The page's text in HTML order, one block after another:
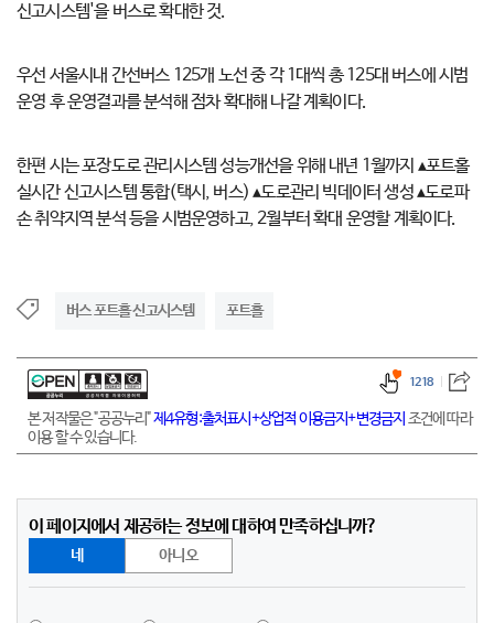
신고시스템'을 버스로 확대한 것.
우선 서울시내 간선버스 125개 노선 중 각 1대씩 총 125대 버스에 시범
운영 후 운영결과를 분석해 점차 확대해 나갈 계획이다.
한편 시는 포장도로 관리시스템 성능개선을 위해 내년 1월까지 ▴포트홀
실시간 신고시스템 통합(택시, 버스) ▴도로관리 빅데이터 생성 ▴도로파
손 취약지역 분석 등을 시범운영하고, 2월부터 확대 운영할 계획이다.
버스 포트홀 신고시스템 포트홀
본 저작물은 "공공누리"제4유형:출처표시+상업적 이용금지+변경금지 조건에 따라
이용 할 수 있습니다.
1218
이 페이지에서 제공하는 정보에 대하여 만족하십니까?
네 아니오